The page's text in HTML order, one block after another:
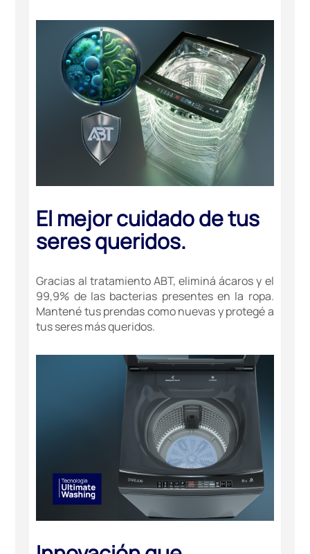
El mejor cuidado de tus
seres queridos.
Gracias al tratamiento ABT, eliminá ácaros y el
99,9% de las bacterias presentes en la ropa.
Mantené tus prendas como nuevas y protegé a
tus seres más queridos.